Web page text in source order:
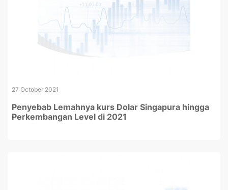
27 October 2021
Penyebab Lemahnya kurs Dolar Singapura hingga
Perkembangan Level di 2021